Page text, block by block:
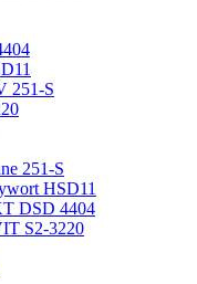
251-S
251-S
HSD11
DSD 4404
S2-3220